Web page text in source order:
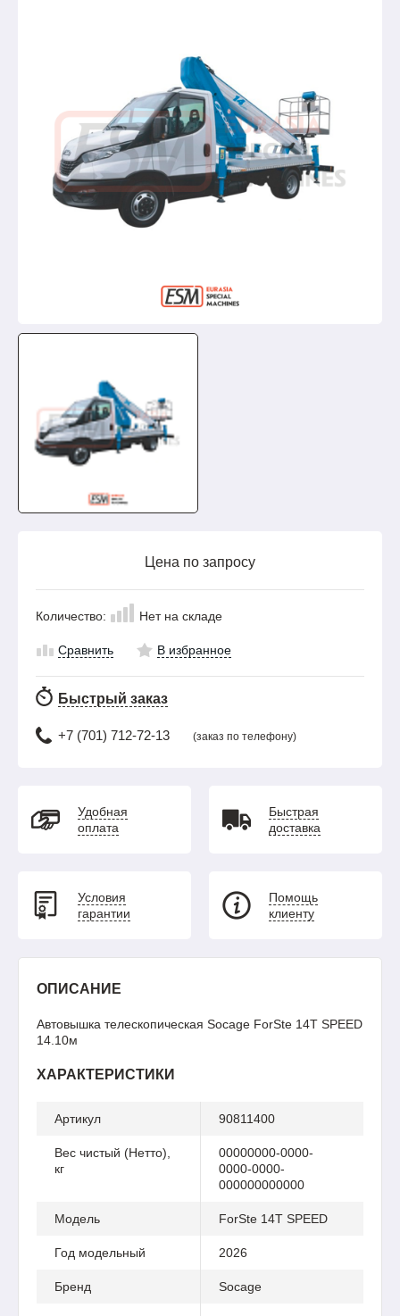
Цена по запросу
Количество: Нет на складе
Сравнить В избранное
Быстрый заказ
+7 (701) 712-72-13 (заказ по телефону)
Удобная
оплата
Быстрая
доставка
Условия
гарантии
Помощь
клиенту
ОПИСАНИЕ
Автовышка телескопическая Socage ForSte 14T SPEED
14.10м
ХАРАКТЕРИСТИКИ
Артикул 90811400
Вес чистый (Нетто),
кг
00000000-0000-
0000-0000-
000000000000
Модель ForSte 14T SPEED
Год модельный 2026
Бренд Socage